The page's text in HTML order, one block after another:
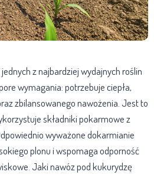
z najbardziej wydajnych roślin
wymagania: potrzebuje ciepła,
zbilansowanego nawożenia. Jest to
składniki pokarmowe z
wyważone dokarmianie
plonu i wspomaga odporność
Jaki nawóz pod kukurydzę